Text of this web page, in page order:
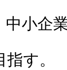
中小企
す。